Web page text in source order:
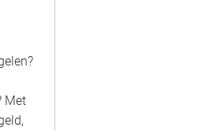
Met